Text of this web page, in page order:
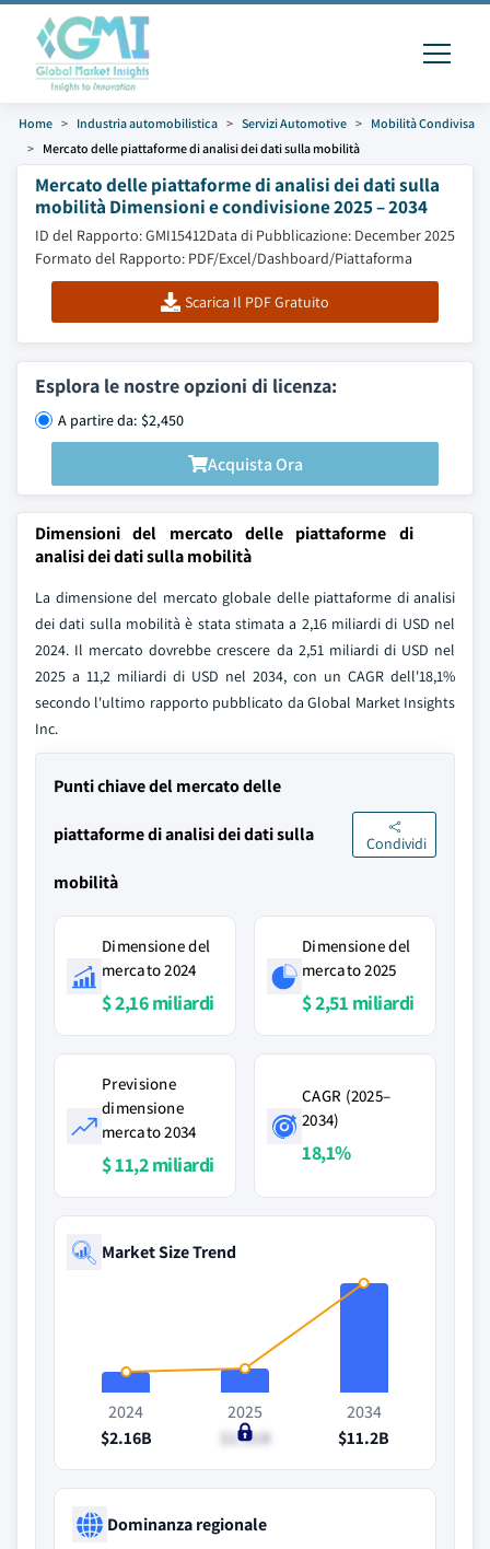
Home Industria automobilistica Servizi Automotive
Mobilità Condivisa
Mercato delle piattaforme di analisi dei dati sulla mobilità
Mercato delle piattaforme di analisi dei dati sulla
mobilità Dimensioni e condivisione 2025 – 2034
ID del Rapporto: GMI15412Data di Pubblicazione: December 2025
Formato del Rapporto: PDF/Excel/Dashboard/Piattaforma
Scarica Il PDF Gratuito
Esplora le nostre opzioni di licenza:
A partire da: $2,450
Acquista Ora
Dimensioni del mercato delle piattaforme di
analisi dei dati sulla mobilità
La dimensione del mercato globale delle piattaforme di analisi
dei dati sulla mobilità è stata stimata a 2,16 miliardi di USD nel
2024. Il mercato dovrebbe crescere da 2,51 miliardi di USD nel
2025 a 11,2 miliardi di USD nel 2034, con un CAGR dell'18,1%
secondo l'ultimo rapporto pubblicato da Global Market Insights
Inc.
Punti chiave del mercato delle
piattaforme di analisi dei dati sulla
mobilità
Condividi
Dimensione del
mercato 2024
$ 2,16 miliardi
Dimensione del
mercato 2025
$ 2,51 miliardi
Previsione
dimensione
mercato 2034
$ 11,2 miliardi
CAGR (2025–
2034)
18,1%
Market Size Trend
2024
$2.16B
2025
$2.51B
2034
$11.2B
Dominanza regionale